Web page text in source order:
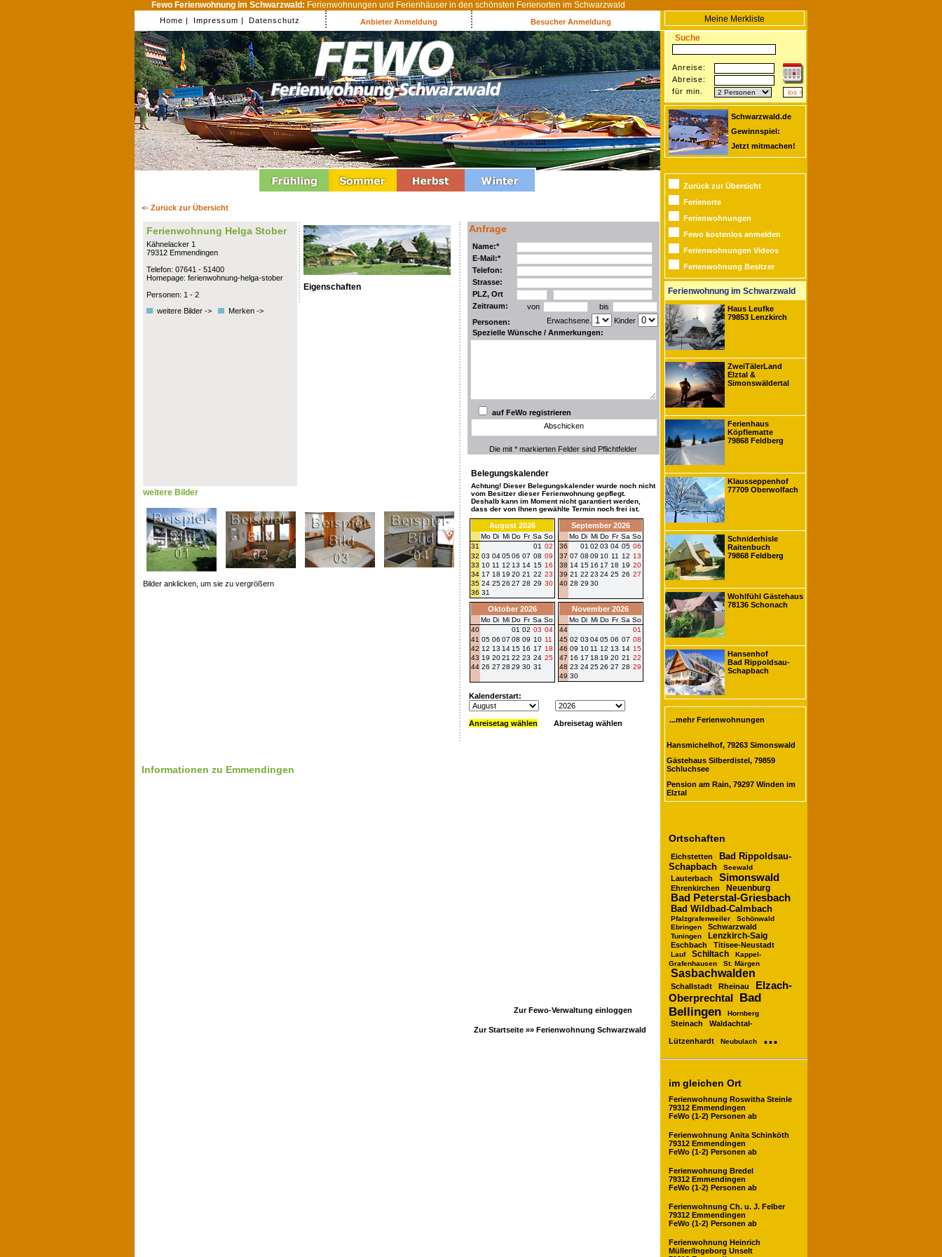
Fewo Ferienwohnung im Schwarzwald: Ferienwohnungen und Ferienhäuser in den schönsten Ferienorten im Schwarzwald
Home | Impressum | Datenschutz Anbieter Anmeldung Besucher Anmeldung
Meine Merkliste
Suche
Anreise:
Abreise:
für min.
Schwarzwald.de
Gewinnspiel:
Jetzt mitmachen!
<- Zurück zur Übersicht
Ferienwohnung Helga Stober
Kähnelacker 1
79312 Emmendingen
Telefon: 07641 - 51400
Homepage: ferienwohnung-helga-stober
Personen: 1 - 2
weitere Bilder ->
Merken ->
Eigenschaften
Anfrage
Name:*
E-Mail:*
Telefon:
Strasse:
PLZ, Ort
Zeitraum:
von
bis
Personen:
Erwachsene.
Kinder
Spezielle Wünsche / Anmerkungen:
auf FeWo registrieren
Abschicken
Die mit * markierten Felder sind Pflichtfelder
Belegungskalender
Achtung! Dieser Belegungskalender wurde noch nicht
vom Besitzer dieser Ferienwohnung gepflegt.
Deshalb kann im Moment nicht garantiert werden,
dass der von Ihnen gewählte Termin noch frei ist.
August 2026
Mo Di Mi Do Fr Sa So
31
01 02
32 03 04 05 06 07 08 09
33 10 11 12 13 14 15 16
34 17 18 19 20 21 22 23
35 24 25 26 27 28 29 30
36 31
September 2026
Mo Di Mi Do Fr Sa So
36
01 02 03 04 05 06
37 07 08 09 10 11 12 13
38 14 15 16 17 18 19 20
39 21 22 23 24 25 26 27
40 28 29 30
Oktober 2026
Mo Di Mi Do Fr Sa So
40
01 02 03 04
41 05 06 07 08 09 10 11
42 12 13 14 15 16 17 18
43 19 20 21 22 23 24 25
44 26 27 28 29 30 31
November 2026
Mo Di Mi Do Fr Sa So
44
01
45 02 03 04 05 06 07 08
46 09 10 11 12 13 14 15
47 16 17 18 19 20 21 22
48 23 24 25 26 27 28 29
49 30
Kalenderstart:
Anreisetag wählen Abreisetag wählen
weitere Bilder
Bilder anklicken, um sie zu vergrößern
Informationen zu Emmendingen
Zur Fewo-Verwaltung einloggen
Zur Startseite »» Ferienwohnung Schwarzwald
Zurück zur Übersicht
Ferienorte
Ferienwohnungen
Fewo kostenlos anmelden
Ferienwohnungen Videos
Ferienwohnung Besitzer
Ferienwohnung im Schwarzwald
Haus Leufke
79853 Lenzkirch
ZweiTälerLand
Elztal &
Simonswäldertal
Ferienhaus
Köpflematte
79868 Feldberg
Klausseppenhof
77709 Oberwolfach
Schniderhisle
Raitenbuch
79868 Feldberg
Wohlfühl Gästehaus
78136 Schonach
Hansenhof
Bad Rippoldsau-
Schapbach
...mehr Ferienwohnungen
Hansmichelhof, 79263 Simonswald
Gästehaus Silberdistel, 79859
Schluchsee
Pension am Rain, 79297 Winden im
Elztal
Ortschaften
Eichstetten
Bad Rippoldsau-
Schapbach
Seewald
Lauterbach Simonswald
Ehrenkirchen Neuenburg
Bad Peterstal-Griesbach
Bad Wildbad-Calmbach
Pfalzgrafenweiler
Schönwald
Ebringen
Schwarzwald
Tuningen Lenzkirch-Saig
Eschbach Titisee-Neustadt
Lauf Schiltach
Kappel-
Grafenhausen
St. Märgen
Sasbachwalden
Schallstadt Rheinau
Elzach-
Oberprechtal
Bad
Bellingen
Hornberg
Steinach Waldachtal-
Lützenhardt Neubulach ...
im gleichen Ort
Ferienwohnung Roswitha Steinle
79312 Emmendingen
FeWo (1-2) Personen ab
Ferienwohnung Anita Schinköth
79312 Emmendingen
FeWo (1-2) Personen ab
Ferienwohnung Bredel
79312 Emmendingen
FeWo (1-2) Personen ab
Ferienwohnung Ch. u. J. Felber
79312 Emmendingen
FeWo (1-2) Personen ab
Ferienwohnung Heinrich
Müller/Ingeborg Unselt